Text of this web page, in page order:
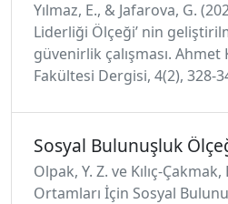
Yılmaz, E., & Jafarova, G.
Liderliği Ölçeği’ nin
güvenirlik çalışması.
Fakültesi Dergisi, 4(2), 328-
Sosyal Bulunuşluk
Olpak, Y. Z. ve Kılıç-
Ortamları İçin Sosyal